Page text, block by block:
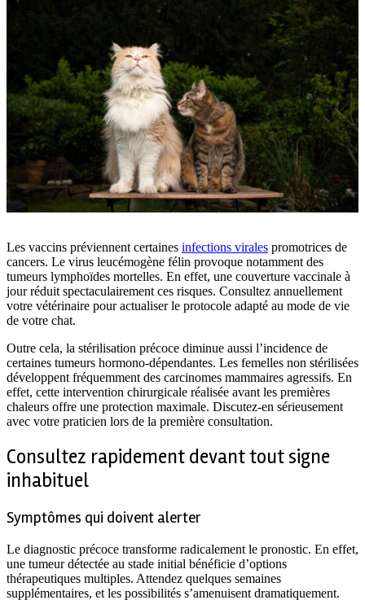
Les vaccins préviennent certaines infections virales promotrices de
cancers. Le virus leucémogène félin provoque notamment des
tumeurs lymphoïdes mortelles. En effet, une couverture vaccinale à
jour réduit spectaculairement ces risques. Consultez annuellement
votre vétérinaire pour actualiser le protocole adapté au mode de vie
de votre chat.
Outre cela, la stérilisation précoce diminue aussi l’incidence de
certaines tumeurs hormono-dépendantes. Les femelles non stérilisées
développent fréquemment des carcinomes mammaires agressifs. En
effet, cette intervention chirurgicale réalisée avant les premières
chaleurs offre une protection maximale. Discutez-en sérieusement
avec votre praticien lors de la première consultation.
Consultez rapidement devant tout signe
inhabituel
Symptômes qui doivent alerter
Le diagnostic précoce transforme radicalement le pronostic. En effet,
une tumeur détectée au stade initial bénéficie d’options
thérapeutiques multiples. Attendez quelques semaines
supplémentaires, et les possibilités s’amenuisent dramatiquement.